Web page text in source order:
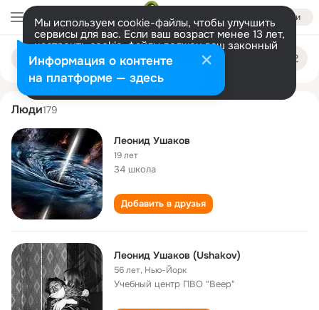
Войти
Мы используем cookie-файлы, чтобы улучшить
сервисы для вас. Если ваш возраст менее 13 лет,
настроить cookie-файлы должен ваш законный
представитель. Больше информации
Разрешить все Настроить
Поиск
людям
leonid ushakov
Люди179
Леонид Ушаков
19 лет
34 школа
Добавить в друзья
Леонид Ушаков (Ushakov)
56 лет, Нью-Йорк
Учебный центр ПВО "Веер"
Информация о контенте
на платформе — здесь